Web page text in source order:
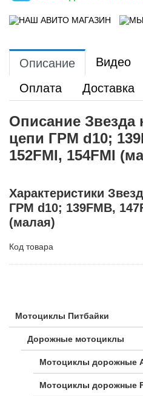
Мотоциклы Питбайки
Дорожные мотоциклы
Мотоциклы дорожные
Мотоциклы дорожные
Описание Видео
Оплата
Доставка
Описание Звезда
цепи ГРМ d10;
152FMI, 154FMI
Характеристики
ГРМ d10; 139FMB,
(малая)
Код товара